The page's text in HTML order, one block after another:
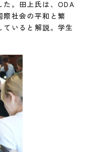
た。田上氏は、ODA
際社会の平和と繁
いると解説。学生